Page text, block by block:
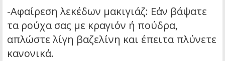
-Αφαίρεση λεκέδων μακιγιάζ: Εάν βάψατε
τα ρούχα σας με κραγιόν ή πούδρα,
απλώστε λίγη βαζελίνη και έπειτα πλύνετε
κανονικά.